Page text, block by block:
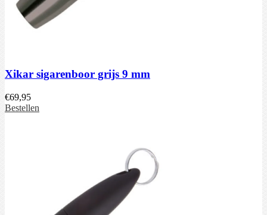
Xikar sigarenboor grijs 9 mm
€69,95
Bestellen